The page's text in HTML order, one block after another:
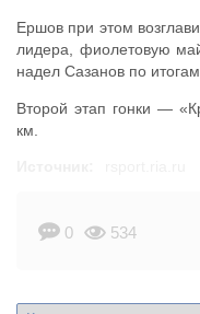
Ершов при этом
лидера, фиолетовую
надел Сазанов по
Второй этап гонки —
км.
0 534